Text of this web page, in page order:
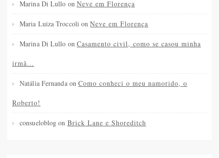
Marina Di Lullo on Neve em Florença
Maria Luiza Troccoli onNeve em Florença
Marina Di Lullo on Casamento civil, como se casou minha
irmã…
Natália FernandaonComo conheci o meu namorido, o
Roberto!
consueloblog on Brick Lane e Shoreditch